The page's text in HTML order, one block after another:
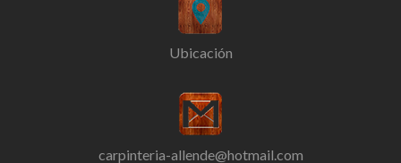
Ubicación
carpinteria-allende@hotmail.com